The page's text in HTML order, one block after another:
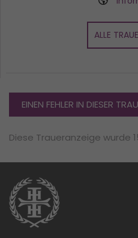
ALLE
EINEN FEHLER IN DIESER
Diese Traueranzeige wurde